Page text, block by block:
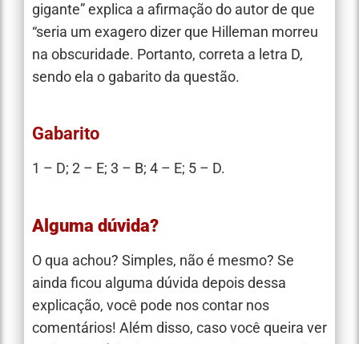
gigante” explica a afirmação do autor de que
“seria um exagero dizer que Hilleman morreu
na obscuridade. Portanto, correta a letra D,
sendo ela o gabarito da questão.
Gabarito
1 – D; 2 – E; 3 – B; 4 – E; 5 – D.
Alguma dúvida?
O qua achou? Simples, não é mesmo? Se
ainda ficou alguma dúvida depois dessa
explicação, você pode nos contar nos
comentários! Além disso, caso você queira ver